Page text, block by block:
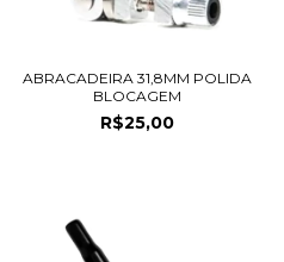
ABRACADEIRA 31,8MM POLIDA
BLOCAGEM
R$25,00